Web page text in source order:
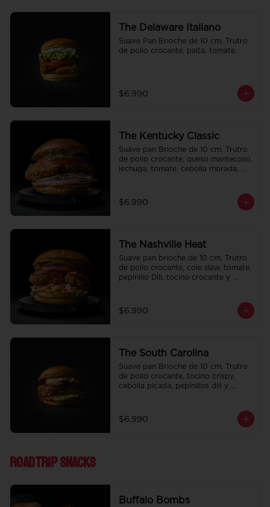
The Delaware Italiano
Suave Pan Brioche de 10 cm, Trutro
de pollo crocante, palta, tomate.
$6.990
The Kentucky Classic
Suave pan Brioche de 10 cm, Trutro
de pollo crocante, queso mantecoso,
lechuga, tomate, cebolla morada,
$6.990
The Nashville Heat
Suave pan brioche de 10 cm, Trutro
de pollo crocante, cole slaw, tomate,
pepinillo Dill, tocino crocante y
$6.990
The South Carolina
Suave pan Brioche de 10 cm, Trutro
de pollo crocante, tocino crispy,
cebolla picada, pepinillos dill y
$6.990
Roadtrip Snacks
Buffalo Bombs